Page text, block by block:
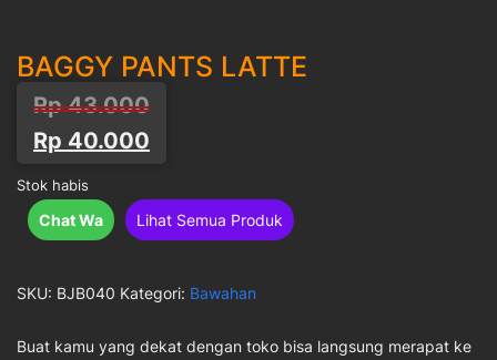
BAGGY PANTS LATTE
Rp43.000
Harga
aslinya
adalah:
Rp 43.000.
Rp 40.000
Harga
saat
ini
adalah:
Rp 40.000.
Stok habis
Chat Wa Lihat Semua Produk
SKU: BJB040 Kategori: Bawahan
Buat kamu yang dekat dengan toko bisa langsung merapat ke